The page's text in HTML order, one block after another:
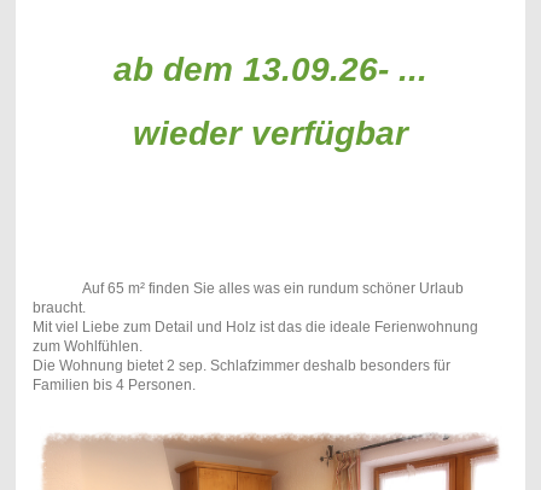
ab dem 13.09.26- ...
wieder verfügbar
Auf 65 m² finden Sie alles was ein rundum schöner Urlaub
braucht.
Mit viel Liebe zum Detail und Holz ist das die ideale Ferienwohnung
zum Wohlfühlen.
Die Wohnung bietet 2 sep. Schlafzimmer deshalb besonders für
Familien bis 4 Personen.